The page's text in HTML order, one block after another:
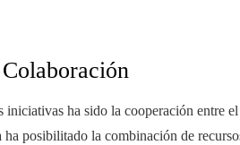
ha sido la cooperación entre
posibilitado la combinación de